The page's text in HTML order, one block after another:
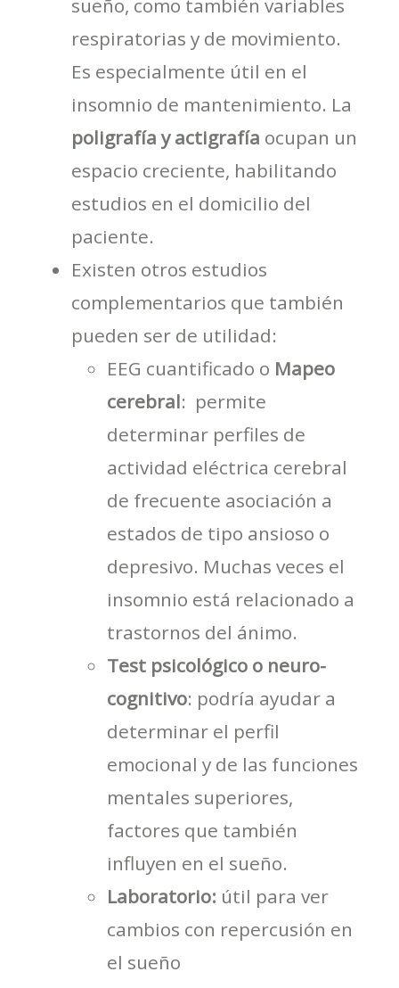
sueño, como también variables
respiratorias y de movimiento.
Es especialmente útil en el
insomnio de mantenimiento. La
poligrafía y actigrafía ocupan un
espacio creciente, habilitando
estudios en el domicilio del
paciente.
Existen otros estudios
complementarios que también
pueden ser de utilidad:
EEG cuantificado o Mapeo
cerebral: permite
determinar perfiles de
actividad eléctrica cerebral
de frecuente asociación a
estados de tipo ansioso o
depresivo. Muchas veces el
insomnio está relacionado a
trastornos del ánimo.
Test psicológico o neuro-
cognitivo: podría ayudar a
determinar el perfil
emocional y de las funciones
mentales superiores,
factores que también
influyen en el sueño.
Laboratorio: útil para ver
cambios con repercusión en
el sueño